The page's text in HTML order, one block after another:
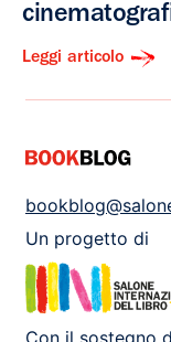
Leggi articolo
Un progetto di